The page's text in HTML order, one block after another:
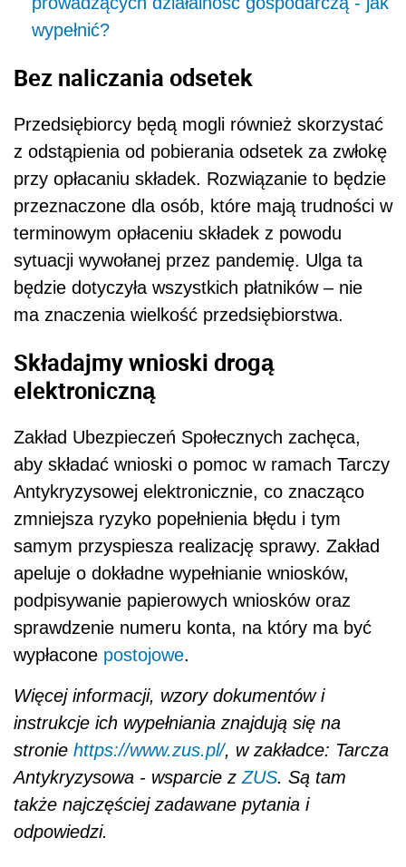
wypełnić?
Bez naliczania odsetek
Przedsiębiorcy będą mogli również skorzystać
z odstąpienia od pobierania odsetek za zwłokę
przy opłacaniu składek. Rozwiązanie to będzie
przeznaczone dla osób, które mają trudności w
terminowym opłaceniu składek z powodu
sytuacji wywołanej przez pandemię. Ulga ta
będzie dotyczyła wszystkich płatników – nie
ma znaczenia wielkość przedsiębiorstwa.
Składajmy wnioski drogą
elektroniczną
Zakład Ubezpieczeń Społecznych zachęca,
aby składać wnioski o pomoc w ramach Tarczy
Antykryzysowej elektronicznie, co znacząco
zmniejsza ryzyko popełnienia błędu i tym
samym przyspiesza realizację sprawy. Zakład
apeluje o dokładne wypełnianie wniosków,
podpisywanie papierowych wniosków oraz
sprawdzenie numeru konta, na który ma być
wypłacone postojowe.
Więcej informacji, wzory dokumentów i
instrukcje ich wypełniania znajdują się na
stronie https://www.zus.pl/, w zakładce: Tarcza
Antykryzysowa - wsparcie zZUS. Są tam
także najczęściej zadawane pytania i
odpowiedzi.